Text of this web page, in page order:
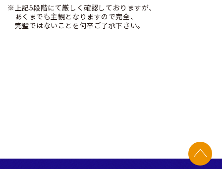
※上記5段階にて厳しく確認しておりますが、
あくまでも主観となりますので完全、
完璧ではないことを何卒ご了承下さい。